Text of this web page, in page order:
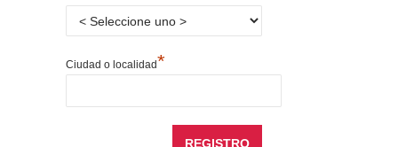
Ciudad o localidad*